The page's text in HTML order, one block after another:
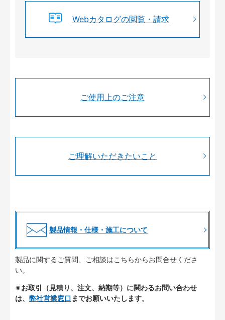
Webカタログの閲覧・請求
ご使用上のご注意
ご理解いただきたいこと
製品情報・仕様・施工について
製品に関するご質問、ご相談はこちらからお問合せくださ
い。
※お取引（見積り、注文、納期等）に関わるお問い合わせ
は、 弊社営業窓口 までお願いいたします。